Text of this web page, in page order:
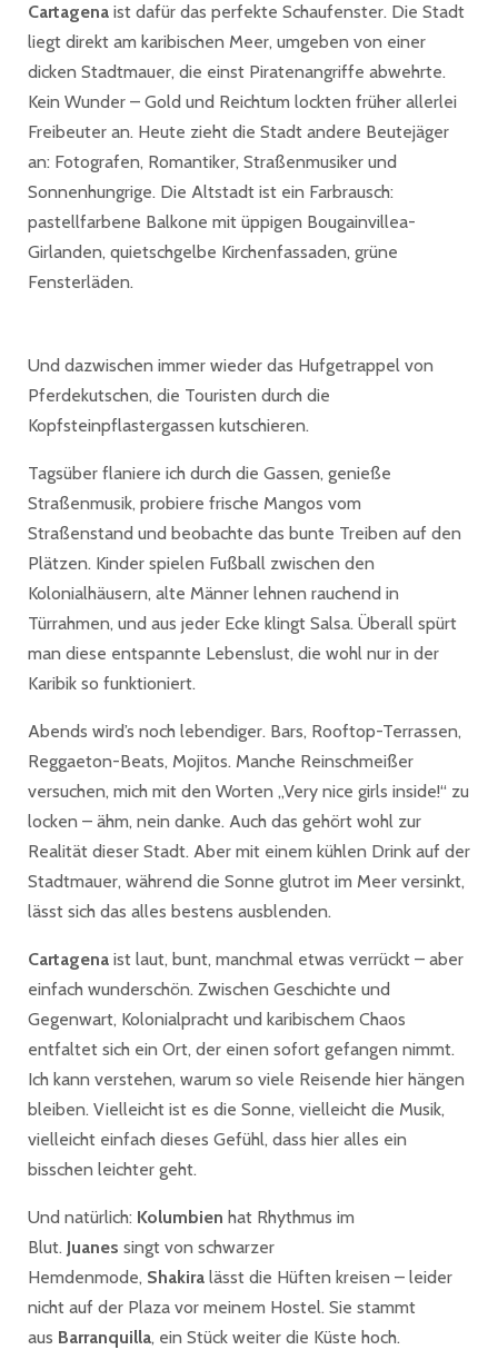
Cartagena ist dafür das perfekte Schaufenster. Die Stadt
liegt direkt am karibischen Meer, umgeben von einer
dicken Stadtmauer, die einst Piratenangriffe abwehrte.
Kein Wunder – Gold und Reichtum lockten früher allerlei
Freibeuter an. Heute zieht die Stadt andere Beutejäger
an: Fotografen, Romantiker, Straßenmusiker und
Sonnenhungrige. Die Altstadt ist ein Farbrausch:
pastellfarbene Balkone mit üppigen Bougainvillea-
Girlanden, quietschgelbe Kirchenfassaden, grüne
Fensterläden.
Und dazwischen immer wieder das Hufgetrappel von
Pferdekutschen, die Touristen durch die
Kopfsteinpflastergassen kutschieren.
Tagsüber flaniere ich durch die Gassen, genieße
Straßenmusik, probiere frische Mangos vom
Straßenstand und beobachte das bunte Treiben auf den
Plätzen. Kinder spielen Fußball zwischen den
Kolonialhäusern, alte Männer lehnen rauchend in
Türrahmen, und aus jeder Ecke klingt Salsa. Überall spürt
man diese entspannte Lebenslust, die wohl nur in der
Karibik so funktioniert.
Abends wird’s noch lebendiger. Bars, Rooftop-Terrassen,
Reggaeton-Beats, Mojitos. Manche Reinschmeißer
versuchen, mich mit den Worten „Very nice girls inside!“ zu
locken – ähm, nein danke. Auch das gehört wohl zur
Realität dieser Stadt. Aber mit einem kühlen Drink auf der
Stadtmauer, während die Sonne glutrot im Meer versinkt,
lässt sich das alles bestens ausblenden.
Cartagena ist laut, bunt, manchmal etwas verrückt – aber
einfach wunderschön. Zwischen Geschichte und
Gegenwart, Kolonialpracht und karibischem Chaos
entfaltet sich ein Ort, der einen sofort gefangen nimmt.
Ich kann verstehen, warum so viele Reisende hier hängen
bleiben. Vielleicht ist es die Sonne, vielleicht die Musik,
vielleicht einfach dieses Gefühl, dass hier alles ein
bisschen leichter geht.
Und natürlich: Kolumbien hat Rhythmus im
Blut. Juanes singt von schwarzer
Hemdenmode, Shakira lässt die Hüften kreisen – leider
nicht auf der Plaza vor meinem Hostel. Sie stammt
aus Barranquilla, ein Stück weiter die Küste hoch.